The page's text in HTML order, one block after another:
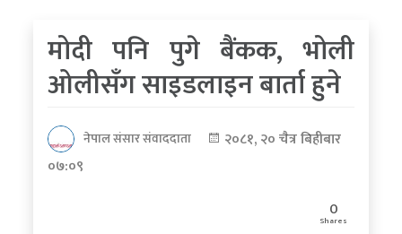
पत्रपत्रिकाबाट
मोदी पनि पुगे बैंकक, भोली
ओलीसँग साइडलाइन बार्ता हुने
नेपाल संसार संवाददाता
२०८१, २० चैत्र बिहीबार
०७:०९
0
Shares